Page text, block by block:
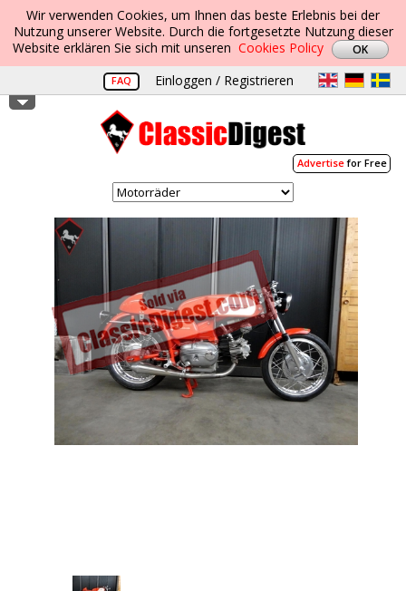
Wir verwenden Cookies, um Ihnen das beste Erlebnis bei der
Nutzung unserer Website. Durch die fortgesetzte Nutzung dieser
Website erklären Sie sich mit unseren Cookies Policy
FAQ Einloggen / Registrieren
Advertisefor Free